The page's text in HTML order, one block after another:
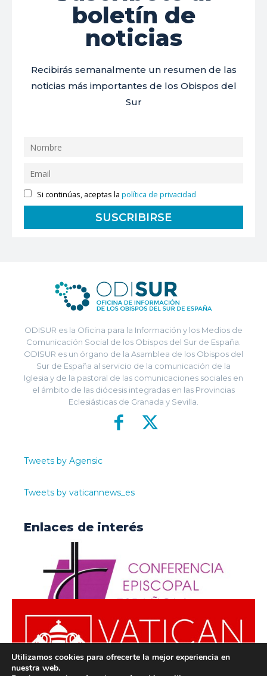
boletín de
noticias
Recibirás semanalmente un resumen de las
noticias más importantes de los Obispos del
Sur
Si continúas, aceptas lapolítica de privacidad
ODISUR es la Oficina para la Información y los Medios de
Comunicación Social de los Obispos del Sur de España.
ODISUR es un órgano de la Asamblea de los Obispos del
Sur de España al servicio de la comunicación de la
Iglesia y de la pastoral de las comunicaciones sociales en
el ámbito de las diócesis integradas en las Provincias
Eclesiásticas de Granada y Sevilla.
Tweets by Agensic
Tweets by vaticannews_es
Enlaces de interés
Utilizamos cookies para ofrecerte la mejor experiencia en
nuestra web.